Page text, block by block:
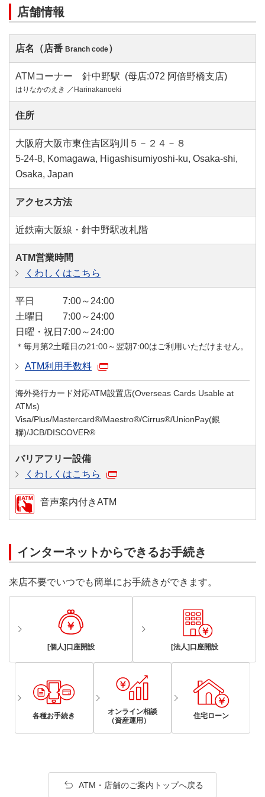
店舗情報
店名（店番 Branch code）
ATMコーナー 針中野駅 (母店:072 阿倍野橋支店)
はりなかのえき ／Harinakanoeki
住所
大阪府大阪市東住吉区駒川５－２４－８
5-24-8, Komagawa, Higashisumiyoshi-ku, Osaka-shi,
Osaka, Japan
アクセス方法
近鉄南大阪線・針中野駅改札階
ATM営業時間
くわしくはこちら
平日
7:00～24:00
土曜日
7:00～24:00
日曜・祝日 7:00～24:00
＊毎月第2土曜日の21:00～翌朝7:00はご利用いただけません。
ATM利用手数料
海外発行カード対応ATM設置店(Overseas Cards Usable at
ATMs)
Visa/Plus/Mastercard®/Maestro®/Cirrus®/UnionPay(銀
聯)/JCB/DISCOVER®
バリアフリー設備
くわしくはこちら
音声案内付きATM
インターネットからできるお手続き
来店不要でいつでも簡単にお手続きができます。
[個人]口座開設 [法人]口座開設
各種お手続き
オンライン相談
（資産運用）
住宅ローン
ATM・店舗のご案内トップへ戻る